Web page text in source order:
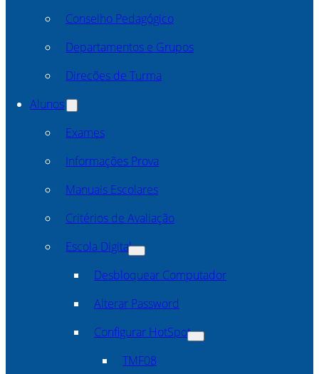
Conselho Pedagógico
Departamentos e Grupos
Direcões de Turma
Alunos
Exames
Informações Prova
Manuais Escolares
Critérios de Avaliação
Escola Digital
Desbloquear Computador
Alterar Password
Configurar HotSpot
TMF08